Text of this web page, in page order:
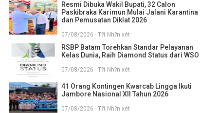
Resmi Dibuka Wakil Bupati, 32 Calon
Paskibraka Karimun Mulai Jalani Karantina
dan Pemusatan Diklat 2026
07/08/2026 - T?t Nh?n xét
RSBP Batam Torehkan Standar Pelayanan
Kelas Dunia, Raih Diamond Status dari WSO
07/08/2026 - T?t Nh?n xét
41 Orang Kontingen Kwarcab Lingga Ikuti
Jambore Nasional XII Tahun 2026
07/08/2026 - T?t Nh?n xét